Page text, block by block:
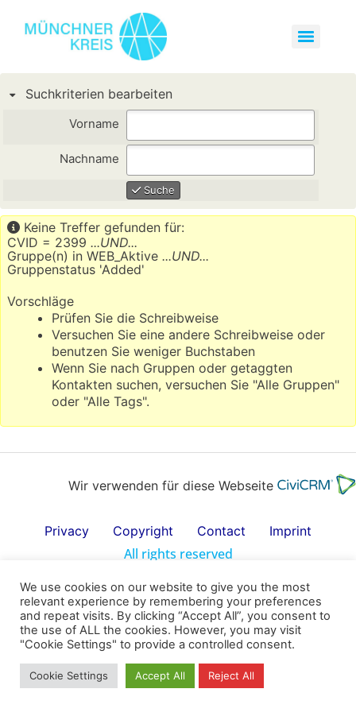
Suchkriterien bearbeiten
Vorname
Nachname
Suche
Keine Treffer gefunden für:
CVID = 2399 ...UND...
Gruppe(n) in WEB_Aktive ...UND...
Gruppenstatus 'Added'
Vorschläge
Prüfen Sie die Schreibweise
Versuchen Sie eine andere Schreibweise oder
benutzen Sie weniger Buchstaben
Wenn Sie nach Gruppen oder getaggten
Kontakten suchen, versuchen Sie "Alle Gruppen"
oder "Alle Tags".
Wir verwenden für diese Webseite
Privacy Copyright Contact Imprint
All rights reserved
We use cookies on our website to give you the most
relevant experience by remembering your preferences
and repeat visits. By clicking “Accept All”, you consent to
the use of ALL the cookies. However, you may visit
"Cookie Settings" to provide a controlled consent.
Cookie Settings Accept All Reject All